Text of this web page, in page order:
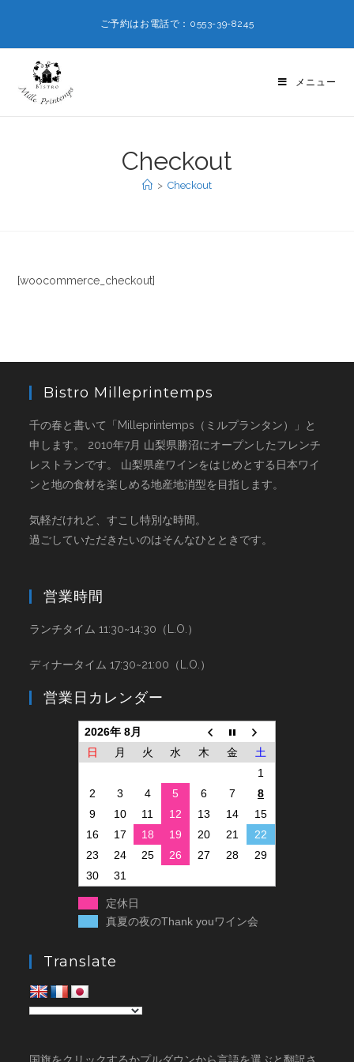
ご予約はお電話で：0553-39-8245
メニュー
Checkout
> Checkout
[woocommerce_checkout]
Bistro Milleprintemps
千の春と書いて「Milleprintemps（ミルプランタン）」と
申します。 2010年7月 山梨県勝沼にオープンしたフレンチ
レストランです。 山梨県産ワインをはじめとする日本ワイ
ンと地の食材を楽しめる地産地消型を目指します。
気軽だけれど、すこし特別な時間。
過ごしていただきたいのはそんなひとときです。
営業時間
ランチタイム 11:30~14:30（L.O.）
ディナータイム 17:30~21:00（L.O.）
営業日カレンダー
2026年 8月
日
月 火 水 木 金
土
1
2
3 4 5 6 7
8
9
10 11 12 13 14
15
16
17 18 19 20 21
22
23
24 25 26 27 28
29
30
31
定休日
真夏の夜のThank youワイン会
Translate